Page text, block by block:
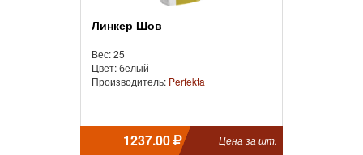
Линкер Шов
Вес: 25
Цвет: белый
Производитель: Perfekta
1237.00 Цена за шт.